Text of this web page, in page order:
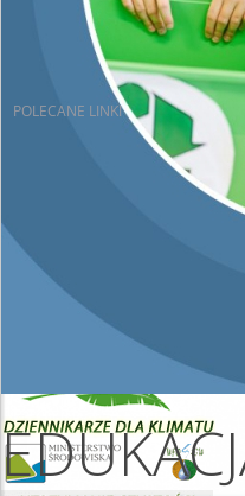
Liczba artykułów: 0
POLECANE LINKI